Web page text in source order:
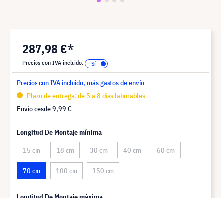
287,98 €*
Precios con IVA incluido.
Precios con IVA incluido, más gastos de envío
Plazo de entrega: de 5 a 8 días laborables
Envío desde9,99 €
Longitud De Montaje mínima
15 cm
18 cm 30 cm 40 cm 60 cm
70 cm 100 cm 150 cm